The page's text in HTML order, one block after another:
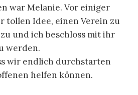
war Melanie. Vor einiger
tollen Idee, einen Verein zu
und ich beschloss mit ihr
werden.
wir endlich durchstarten
helfen können.